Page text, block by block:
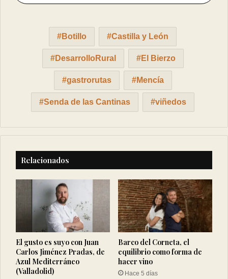
Botillo Castilla y León
DesarrolloRural El Bierzo
gastrorutas Mencía
Senda de las Cantinas viñedos
Relacionados
El gusto es suyo con Juan
Carlos Jiménez Pradas, de
Azul Mediterráneo
(Valladolid)
Barco del Corneta, el
equilibrio como forma de
hacer vino
Hace 5 días